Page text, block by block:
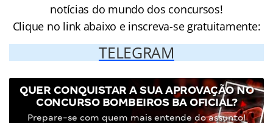
notícias do mundo dos concursos!
Clique no link abaixo e inscreva-se gratuitamente:
TELEGRAM
QUER CONQUISTAR A SUA APROVAÇÃO NO
CONCURSO BOMBEIROS BA OFICIAL?
Prepare-se com quem mais entende do assunto!